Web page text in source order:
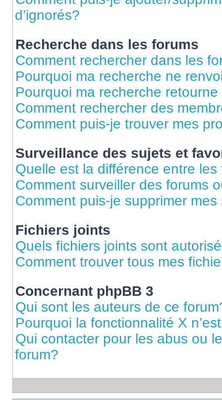
d’ignorés?
Recherche dans les forums
Comment rechercher dans les
Pourquoi ma recherche ne
Pourquoi ma recherche
Comment rechercher des
Comment puis-je trouver mes
Surveillance des sujets et
Quelle est la différence entre
Comment surveiller des forums
Comment puis-je supprimer
Fichiers joints
Quels fichiers joints sont
Comment trouver tous mes
Concernant phpBB 3
Qui sont les auteurs de ce
Pourquoi la fonctionnalité X
Qui contacter pour les abus ou
forum?